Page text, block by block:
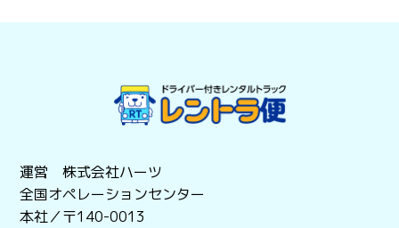
運営 株式会社ハーツ
全国オペレーションセンター
本社／〒140-0013